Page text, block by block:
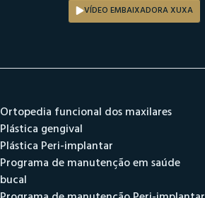
VÍDEO EMBAIXADORA XUXA
Ortopedia funcional dos maxilares
Plástica gengival
Plástica Peri-implantar
Programa de manutenção em saúde
bucal